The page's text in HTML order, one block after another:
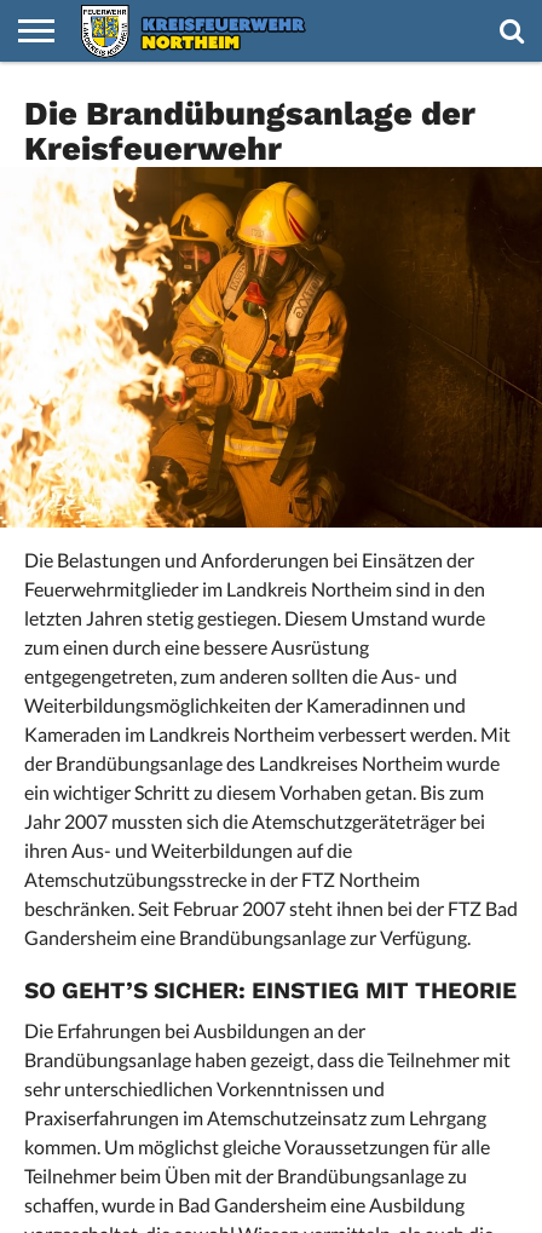
NACHRICHTEN
VIDEOS
TERMINE
KREISFEUERWEHR
FEUERWEHREN
NACHWUCHS
IMPRESSUM
Die Brandübungsanlage der
Kreisfeuerwehr
Die Belastungen und Anforderungen bei Einsätzen der
Feuerwehrmitglieder im Landkreis Northeim sind in den
letzten Jahren stetig gestiegen. Diesem Umstand wurde
zum einen durch eine bessere Ausrüstung
entgegengetreten, zum anderen sollten die Aus- und
Weiterbildungsmöglichkeiten der Kameradinnen und
Kameraden im Landkreis Northeim verbessert werden. Mit
der Brandübungsanlage des Landkreises Northeim wurde
ein wichtiger Schritt zu diesem Vorhaben getan. Bis zum
Jahr 2007 mussten sich die Atemschutzgeräteträger bei
ihren Aus- und Weiterbildungen auf die
Atemschutzübungsstrecke in der FTZ Northeim
beschränken. Seit Februar 2007 steht ihnen bei der FTZ Bad
Gandersheim eine Brandübungsanlage zur Verfügung.
SO GEHT’S SICHER: EINSTIEG MIT THEORIE
Die Erfahrungen bei Ausbildungen an der
Brandübungsanlage haben gezeigt, dass die Teilnehmer mit
sehr unterschiedlichen Vorkenntnissen und
Praxiserfahrungen im Atemschutzeinsatz zum Lehrgang
kommen. Um möglichst gleiche Voraussetzungen für alle
Teilnehmer beim Üben mit der Brandübungsanlage zu
schaffen, wurde in Bad Gandersheim eine Ausbildung